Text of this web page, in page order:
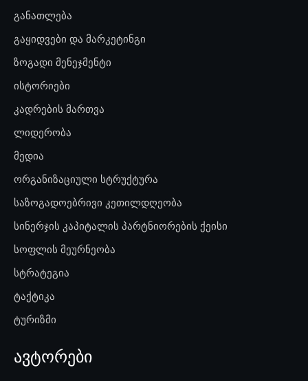
განათლება
გაყიდვები და მარკეტინგი
ზოგადი მენეჯმენტი
ისტორიები
კადრების მართვა
ლიდერობა
მედია
ორგანიზაციული სტრუქტურა
საზოგადოებრივი კეთილდღეობა
სინერჯის კაპიტალის პარტნიორების ქეისი
სოფლის მეურნეობა
სტრატეგია
ტაქტიკა
ტურიზმი
ავტორები